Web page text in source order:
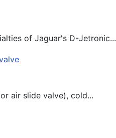
of Jaguar's D-Jetronic...
air slide valve), cold...